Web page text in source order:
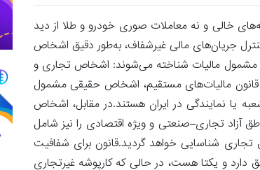
خالی و نه معاملات صوری خودرو و طلا از دید
کنترل جریان‌های مالی غیرشفاف، به‌طور دقیق اشخاص
مشمول مالیات شناخته می‌شوند: اشخاص تجاری و
مالیات‌های مستقیم، اشخاص حقیقی مشمول
شعبه یا نمایندگی در ایران هستند.در مقابل، اشخاص
آزاد تجاری–صنعتی و ویژه اقتصادی را نیز شامل
شناسایی خواهد گردید.قانون برای شفافیت
و یکتا هست، در حالی که کارپوشه غیرتجاری